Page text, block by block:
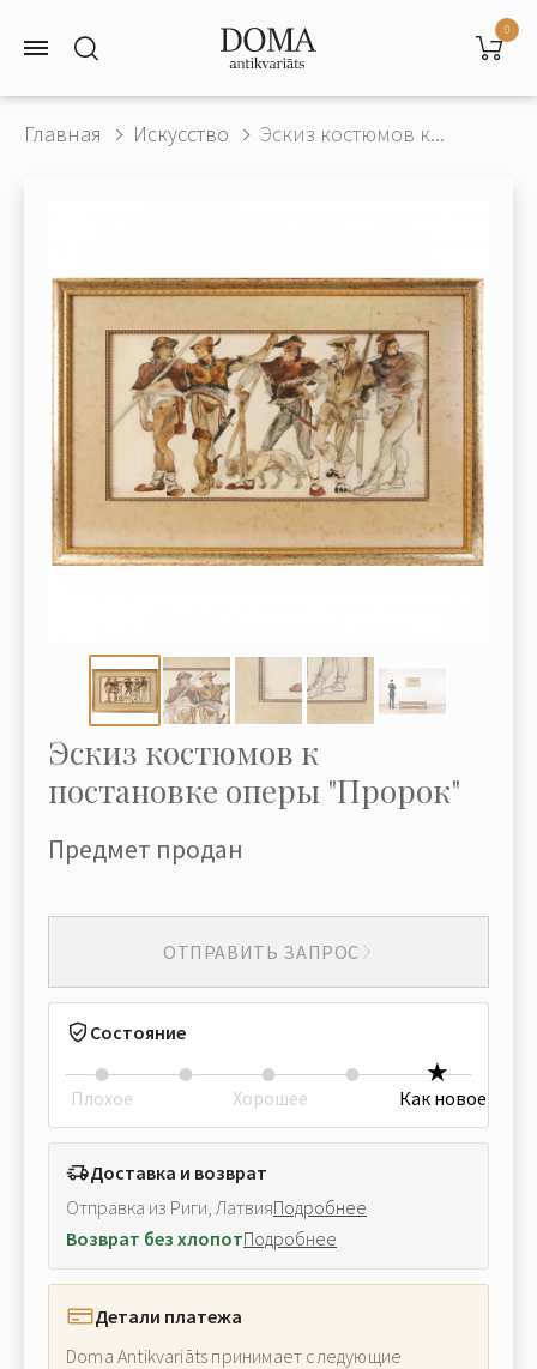
0
Главная Искусство Эскиз костюмов к...
Эскиз костюмов к
постановке оперы "Пророк"
Предмет продан
ОТПРАВИТЬ ЗАПРОС
Состояние
Плохое Хорошее Как новое
Доставка и возврат
Отправка из Риги, ЛатвияПодробнее
Возврат без хлопотПодробнее
Детали платежа
Doma Antikvariāts принимает следующие